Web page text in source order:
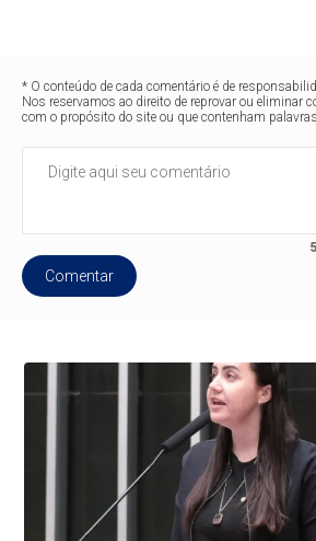
* O conteúdo de cada comentário é de
Nos reservamos ao direito de reprovar ou eliminar
com o propósito do site ou que contenham
Comentar